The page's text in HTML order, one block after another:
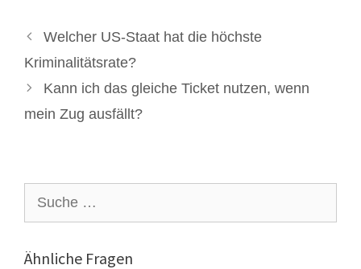
Welcher US-Staat hat die höchste
Kriminalitätsrate?
Kann ich das gleiche Ticket nutzen, wenn
mein Zug ausfällt?
nach:
Ähnliche Fragen